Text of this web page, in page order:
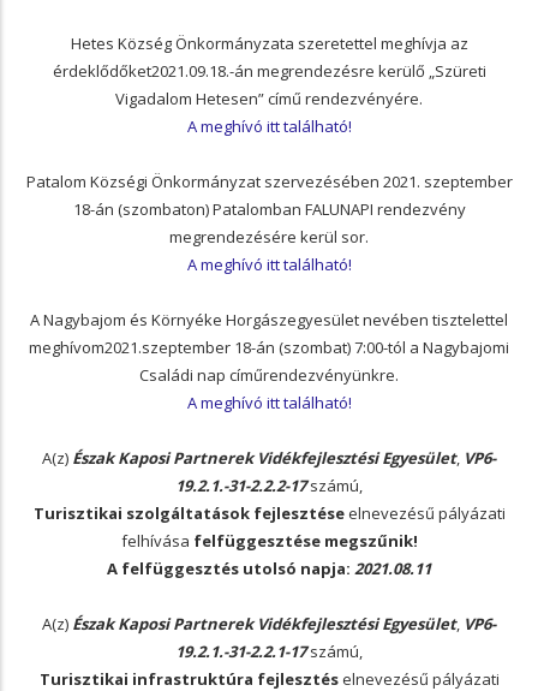
Hetes Község Önkormányzata szeretettel meghívja az
érdeklődőket2021.09.18.-án megrendezésre kerülő „Szüreti
Vigadalom Hetesen” című rendezvényére.
A meghívó itt található!
Patalom Községi Önkormányzat szervezésében 2021. szeptember
18-án (szombaton) Patalomban FALUNAPI rendezvény
megrendezésére kerül sor.
A meghívó itt található!
A Nagybajom és Környéke Horgászegyesület nevében tisztelettel
meghívom2021.szeptember 18-án (szombat) 7:00-tól a Nagybajomi
Családi nap címűrendezvényünkre.
A meghívó itt található!
A(z) Észak Kaposi Partnerek Vidékfejlesztési Egyesület, VP6-
19.2.1.-31-2.2.2-17számú,
Turisztikai szolgáltatások fejlesztéseelnevezésű pályázati
felhívása felfüggesztése megszűnik!
A felfüggesztés utolsó napja: 2021.08.11
A(z) Észak Kaposi Partnerek Vidékfejlesztési Egyesület, VP6-
19.2.1.-31-2.2.1-17számú,
Turisztikai infrastruktúra fejlesztéselnevezésű pályázati